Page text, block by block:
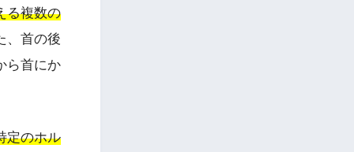
る複数の
、首の後
ら首にか
定のホル